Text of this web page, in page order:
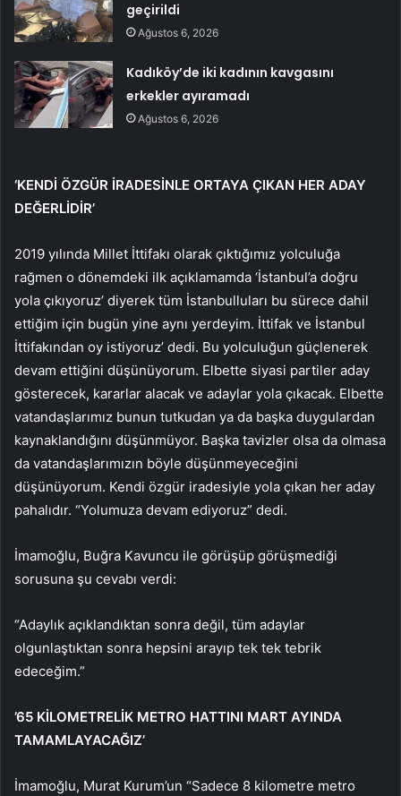
geçirildi
Ağustos 6, 2026
Kadıköy’de iki kadının kavgasını
erkekler ayıramadı
Ağustos 6, 2026
‘KENDİ ÖZGÜR İRADESİNLE ORTAYA ÇIKAN HER ADAY
DEĞERLİDİR’
2019 yılında Millet İttifakı olarak çıktığımız yolculuğa
rağmen o dönemdeki ilk açıklamamda ‘İstanbul’a doğru
yola çıkıyoruz’ diyerek tüm İstanbulluları bu sürece dahil
ettiğim için bugün yine aynı yerdeyim. İttifak ve İstanbul
İttifakından oy istiyoruz’ dedi. Bu yolculuğun güçlenerek
devam ettiğini düşünüyorum. Elbette siyasi partiler aday
gösterecek, kararlar alacak ve adaylar yola çıkacak. Elbette
vatandaşlarımız bunun tutkudan ya da başka duygulardan
kaynaklandığını düşünmüyor. Başka tavizler olsa da olmasa
da vatandaşlarımızın böyle düşünmeyeceğini
düşünüyorum. Kendi özgür iradesiyle yola çıkan her aday
pahalıdır. “Yolumuza devam ediyoruz” dedi.
İmamoğlu, Buğra Kavuncu ile görüşüp görüşmediği
sorusuna şu cevabı verdi:
“Adaylık açıklandıktan sonra değil, tüm adaylar
olgunlaştıktan sonra hepsini arayıp tek tek tebrik
edeceğim.”
’65 KİLOMETRELİK METRO HATTINI MART AYINDA
TAMAMLAYACAĞIZ’
İmamoğlu, Murat Kurum’un “Sadece 8 kilometre metro